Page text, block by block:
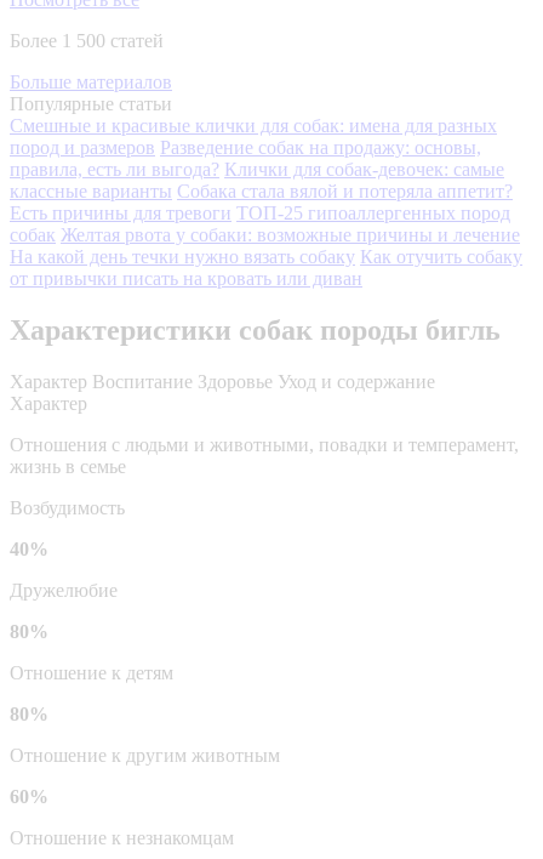
Более 1 500 статей
Больше материалов
Популярные статьи
Смешные и красивые клички для собак: имена для разных
пород и размеров Разведение собак на продажу: основы,
правила, есть ли выгода? Клички для собак-девочек: самые
классные варианты Собака стала вялой и потеряла аппетит?
Есть причины для тревоги ТОП-25 гипоаллергенных пород
собак Желтая рвота у собаки: возможные причины и лечение
На какой день течки нужно вязать собаку Как отучить собаку
от привычки писать на кровать или диван
Характеристики собак породы бигль
Характер Воспитание Здоровье Уход и содержание
Характер
Отношения с людьми и животными, повадки и темперамент,
жизнь в семье
Возбудимость
40%
Дружелюбие
80%
Отношение к детям
80%
Отношение к другим животным
60%
Отношение к незнакомцам